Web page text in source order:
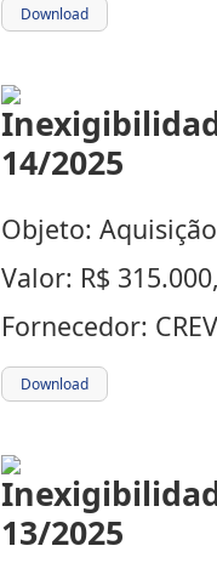
Download
Objeto:
Valor: R$
Fornecedor:
Download